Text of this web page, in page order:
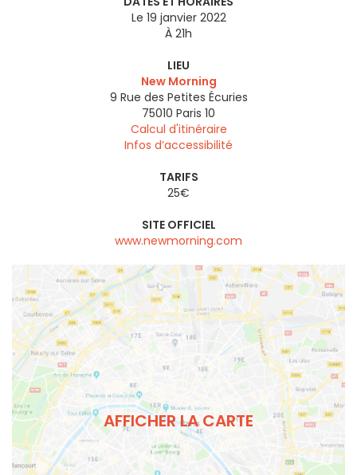
Le 19 janvier 2022
À 21h
LIEU
New Morning
9 Rue des Petites Écuries
75010 Paris 10
Calcul d'itinéraire
Infos d’accessibilité
TARIFS
25€
SITE OFFICIEL
www.newmorning.com
AFFICHER LA CARTE